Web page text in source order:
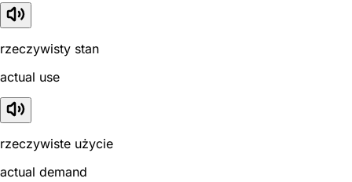
rzeczywisty stan
actual use
rzeczywiste użycie
actual demand